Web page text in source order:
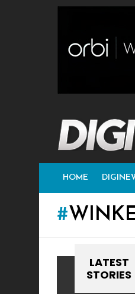
HOME
LATEST
STORIES